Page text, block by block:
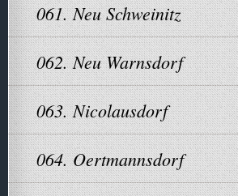
061. Neu Schweinitz
062. Neu Warnsdorf
063. Nicolausdorf
064. Oertmannsdorf